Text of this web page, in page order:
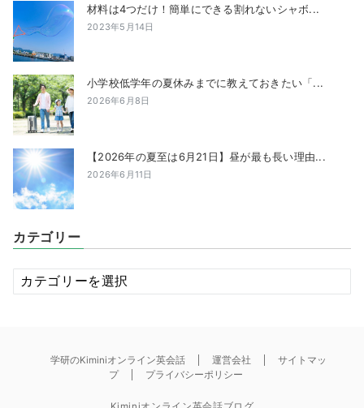
材料は4つだけ！簡単にできる割れないシャボ...
2023年5月14日
小学校低学年の夏休みまでに教えておきたい「...
2026年6月8日
【2026年の夏至は6月21日】昼が最も長い理由...
2026年6月11日
カテゴリー
カ
テ
学研のKiminiオンライン英会話 運営会社
サイトマッ
プ
プライバシーポリシー